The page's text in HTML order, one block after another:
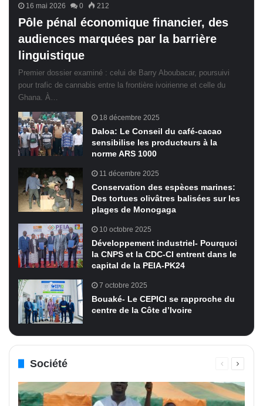
16 mai 2026 0 212
Pôle pénal économique financier, des
audiences marquées par la barrière
linguistique
Premier dossier examiné : celui de Barry Aboubacar, poursuivi
pour trafic de cannabis entre la frontière ivoirienne et celle du
Ghana. À…
18 décembre 2025
Daloa: Le Conseil du café-cacao
sensibilise les producteurs à la
norme ARS 1000
11 décembre 2025
Conservation des espèces marines:
Des tortues olivâtres balisées sur les
plages de Monogaga
10 octobre 2025
Développement industriel- Pourquoi
la CNPS et la CDC-CI entrent dans le
capital de la PEIA-PK24
7 octobre 2025
Bouaké- Le CEPICI se rapproche du
centre de la Côte d’Ivoire
Société
PagePage